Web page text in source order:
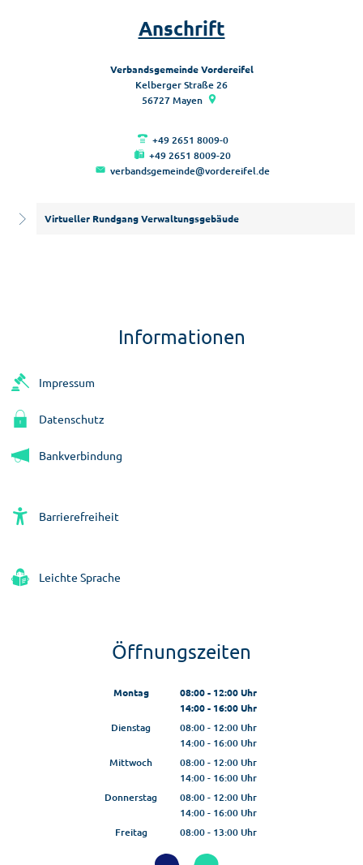
Anschrift
Verbandsgemeinde Vordereifel
Kelberger Straße 26
56727 Mayen
+49 2651 8009-0
+49 2651 8009-20
verbandsgemeinde@vordereifel.de
Virtueller Rundgang Verwaltungsgebäude
Informationen
Impressum
Datenschutz
Bankverbindung
Barrierefreiheit
Leichte Sprache
Öffnungszeiten
Montag 08:00- 12:00Uhr
Von 08:00 bis 12:00 Uhr
14:00- 16:00Uhr
Von 14:00 bis 16:00 Uhr
Dienstag 08:00- 12:00Uhr
Von 08:00 bis 12:00 Uhr
14:00- 16:00Uhr
Von 14:00 bis 16:00 Uhr
Mittwoch 08:00- 12:00Uhr
Von 08:00 bis 12:00 Uhr
14:00- 16:00Uhr
Von 14:00 bis 16:00 Uhr
Donnerstag 08:00- 12:00Uhr
Von 08:00 bis 12:00 Uhr
14:00- 16:00Uhr
Von 14:00 bis 16:00 Uhr
Freitag 08:00- 13:00Uhr